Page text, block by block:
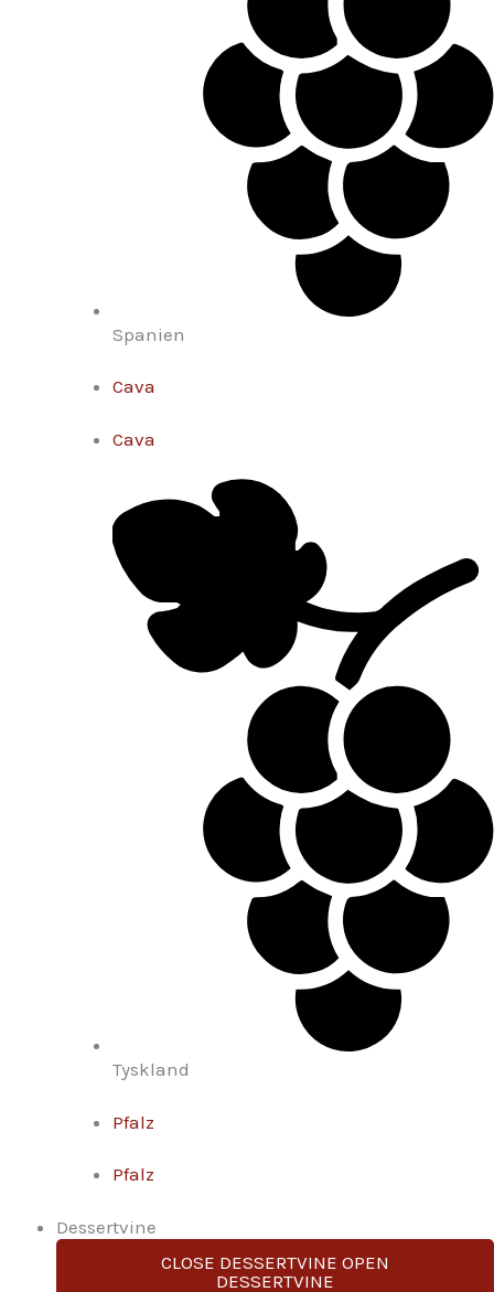
Spanien
Cava
Cava
Tyskland
Pfalz
Pfalz
Dessertvine
CLOSE DESSERTVINE OPEN
DESSERTVINE